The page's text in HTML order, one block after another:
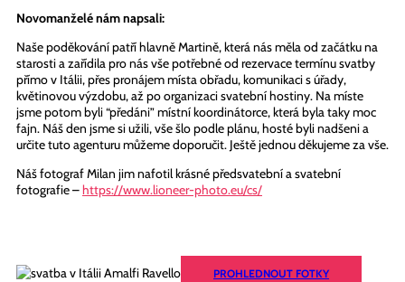
Novomanželé nám napsali:
Naše poděkování patří hlavně Martině, která nás měla od začátku na
starosti a zařídila pro nás vše potřebné od rezervace termínu svatby
přímo v Itálii, přes pronájem místa obřadu, komunikaci s úřady,
květinovou výzdobu, až po organizaci svatební hostiny. Na míste
jsme potom byli “předáni” místní koordinátorce, která byla taky moc
fajn. Náš den jsme si užili, vše šlo podle plánu, hosté byli nadšeni a
určite tuto agenturu můžeme doporučit. Ještě jednou děkujeme za vše.
Náš fotograf Milan jim nafotil krásné předsvatební a svatební
fotografie – https://www.lioneer-photo.eu/cs/
PROHLEDNOUT FOTKY